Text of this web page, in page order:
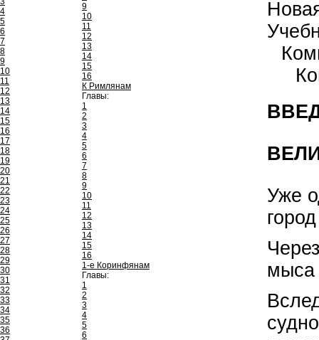
4
5
6
7
8
9
10
11
12
13
14
15
16
17
18
19
20
21
22
23
24
25
26
27
28
29
30
31
32
33
34
35
36
9
10
11
12
13
14
15
16
К Римлянам
Главы:
1
2
3
4
5
6
7
8
9
10
11
12
13
14
15
16
1-е Коринфянам
Главы:
1
2
3
4
5
6
Уже
мыса